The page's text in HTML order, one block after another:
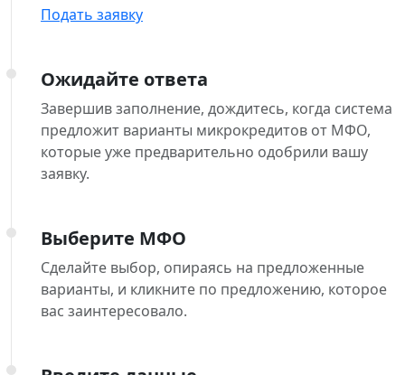
Подать заявку
Ожидайте ответа
Завершив заполнение, дождитесь, когда система
предложит варианты микрокредитов от МФО,
которые уже предварительно одобрили вашу
заявку.
Выберите МФО
Сделайте выбор, опираясь на предложенные
варианты, и кликните по предложению, которое
вас заинтересовало.